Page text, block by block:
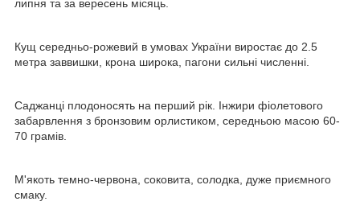
липня та за вересень місяць.
Кущ середньо-рожевий в умовах України виростає до 2.5
метра заввишки, крона широка, пагони сильні численні.
Саджанці плодоносять на перший рік. Інжири фіолетового
забарвлення з бронзовим орлистиком, середньою масою 60-
70 грамів.
М'якоть темно-червона, соковита, солодка, дуже приємного
смаку.